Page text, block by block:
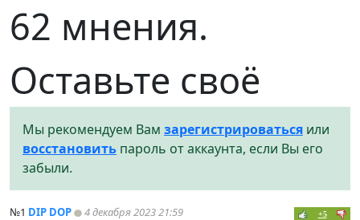
62 мнения.
Оставьте своё
Мы рекомендуем Вам зарегистрироваться или
восстановить пароль от аккаунта, если Вы его
забыли.
№1 DIP DOP 4 декабря 2023 21:59 +5